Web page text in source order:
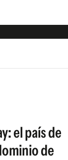
el país de
de